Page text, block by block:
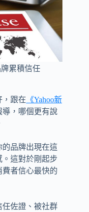
累積信任
，跟在 《Yahoo新
導，哪個更有說
品牌出現在這
這對於剛起步
者信心最快的
佐證、被社群